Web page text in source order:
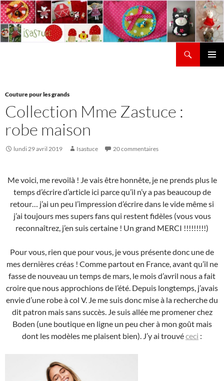
Aller
au
contenu
Couture pour les grands
Collection Mme Zastuce :
robe maison
lundi 29 avril 2019 Isastuce 20 commentaires
Me voici, me revoilà ! Je vais être honnête, je ne prends plus le
temps d’écrire d’article ici parce qu’il n’y a pas beaucoup de
retour… j’ai un peu l’impression d’écrire dans le vide même si
j’ai toujours mes supers fans qui restent fidèles (vous vous
reconnaîtrez, j’en suis certaine ! Un grand MERCI !!!!!!!!!)
Pour vous, rien que pour vous, je vous présente donc une de
mes dernières créas ! Comme partout en France, avant qu’il ne
fasse de nouveau un temps de mars, le mois d’avril nous a fait
croire que nous approchions de l’été. Depuis longtemps, j’avais
envie d’une robe à col V. Je me suis donc mise à la recherche du
dit patron mais sans succès. Je suis allée me promener chez
Boden (une boutique en ligne un peu cher à mon goût mais
dont les modèles me plaisent bien). J’y ai trouvéceci :